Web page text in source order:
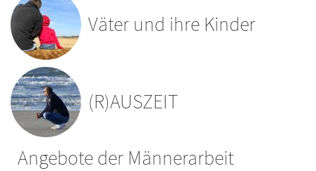
Väter und ihre Kinder
(R)AUSZEIT
Angebote der Männerarbeit